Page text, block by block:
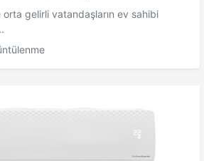
gelirli vatandaşların ev sahibi